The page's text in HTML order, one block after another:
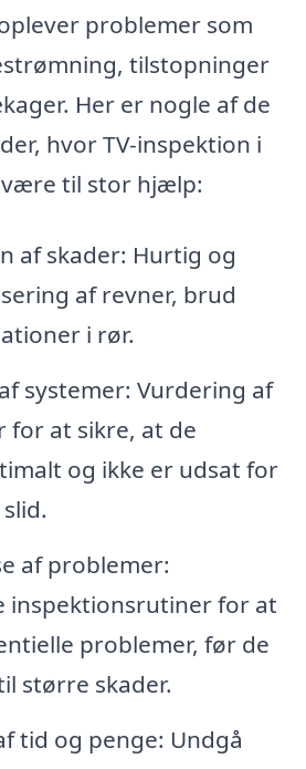
problemer som
tilstopninger
Her er nogle af de
hvor TV-inspektion i
til stor hjælp:
af skader: Hurtig og
af revner, brud
i rør.
systemer: Vurdering af
for at sikre, at de
og ikke er udsat for
af problemer:
inspektionsrutiner for at
problemer, før de
større skader.
tid og penge: Undgå